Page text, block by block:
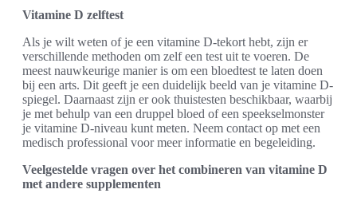
Vitamine D zelftest
Als je wilt weten of je een vitamine D-tekort hebt, zijn er
verschillende methoden om zelf een test uit te voeren. De
meest nauwkeurige manier is om een bloedtest te laten doen
bij een arts. Dit geeft je een duidelijk beeld van je vitamine D-
spiegel. Daarnaast zijn er ook thuistesten beschikbaar, waarbij
je met behulp van een druppel bloed of een speekselmonster
je vitamine D-niveau kunt meten. Neem contact op met een
medisch professional voor meer informatie en begeleiding.
Veelgestelde vragen over het combineren van vitamine D
met andere supplementen